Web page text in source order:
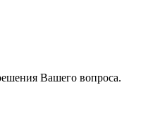
Вашего вопроса.